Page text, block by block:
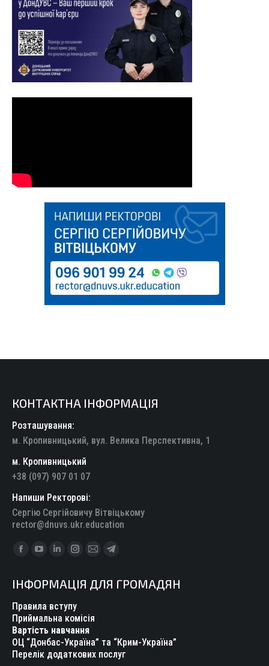
КОНТАКТНА ІНФОРМАЦІЯ
Розташування:
м. Кропивницький, вул. Велика Перспективна, 1
м. Кропивницький
+38 (097) 907 01 07
Напиши Ректорові:
Сергію Сергійовичу Вітвіцькому
rector@dnuvs.ukr.education
Find us on:
Facebook
opens
in
new
window
YouTube
opens
in
new
window
Linkedin
opens
in
new
window
Instagram
opens
in
new
window
Mail
opens
new
Telegram
opens
ІНФОРМАЦІЯ ДЛЯ ГРОМАДЯН
Правила вступу
Приймальна комісія
Вартість навчання
ОЦ “Донбас-Україна” та “Крим-Україна”
Перелік додаткових послуг